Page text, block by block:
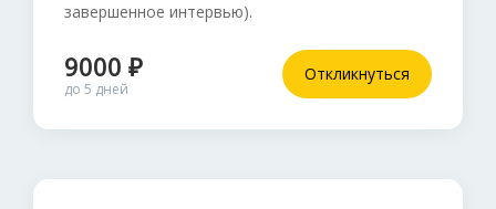
завершенное интервью).
9000 ₽
до 5 дней
Откликнуться